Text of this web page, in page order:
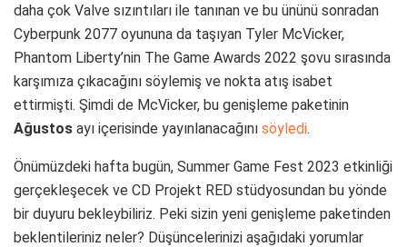
daha çok Valve sızıntıları ile tanınan ve bu ününü sonradan
Cyberpunk 2077 oyununa da taşıyan Tyler McVicker,
Phantom Liberty’nin The Game Awards 2022 şovu sırasında
karşımıza çıkacağını söylemiş ve nokta atış isabet
ettirmişti. Şimdi de McVicker, bu genişleme paketinin
Ağustos ayı içerisinde yayınlanacağını söyledi.
Önümüzdeki hafta bugün, Summer Game Fest 2023 etkinliği
gerçekleşecek ve CD Projekt RED stüdyosundan bu yönde
bir duyuru bekleybiliriz. Peki sizin yeni genişleme paketinden
beklentileriniz neler? Düşüncelerinizi aşağıdaki yorumlar